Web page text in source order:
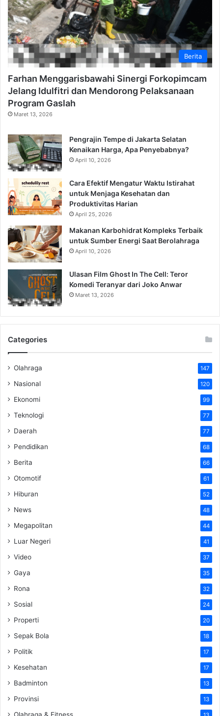
Berita
Farhan Menggarisbawahi Sinergi Forkopimcam
Jelang Idulfitri dan Mendorong Pelaksanaan
Program Gaslah
Maret 13, 2026
Pengrajin Tempe di Jakarta Selatan
Kenaikan Harga, Apa Penyebabnya?
April 10, 2026
Cara Efektif Mengatur Waktu Istirahat
untuk Menjaga Kesehatan dan
Produktivitas Harian
April 25, 2026
Makanan Karbohidrat Kompleks Terbaik
untuk Sumber Energi Saat Berolahraga
April 10, 2026
Ulasan Film Ghost In The Cell: Teror
Komedi Teranyar dari Joko Anwar
Maret 13, 2026
Categories
Olahraga 147
Nasional 120
Ekonomi 99
Teknologi 77
Daerah 77
Pendidikan 68
Berita 66
Otomotif 61
Hiburan 52
News 48
Megapolitan 44
Luar Negeri 41
Video 37
Gaya 35
Rona 32
Sosial 24
Properti 20
Sepak Bola 18
Politik 17
Kesehatan 17
Badminton 13
Provinsi 13